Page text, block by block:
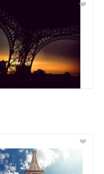
❤
❤